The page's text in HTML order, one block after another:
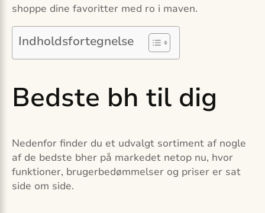
shoppe dine favoritter med ro i maven.
Indholdsfortegnelse
Bedste bh til dig
Nedenfor finder du et udvalgt sortiment af nogle
af de bedste bher på markedet netop nu, hvor
funktioner, brugerbedømmelser og priser er sat
side om side.